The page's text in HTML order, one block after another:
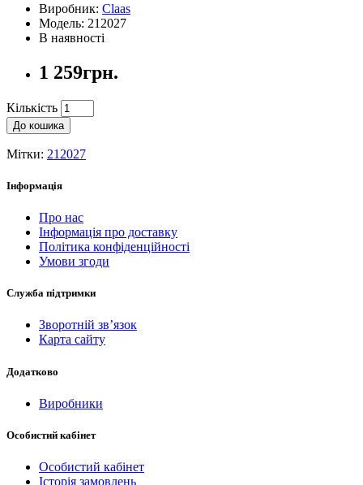
Виробник: Claas
Модель: 212027
В наявності
1 259грн.
Кількість
До кошика
Мітки: 212027
Інформація
Про нас
Інформація про доставку
Політика конфіденційності
Умови згоди
Служба підтримки
Зворотній зв’язок
Карта сайту
Додатково
Виробники
Особистий кабінет
Особистий кабінет
Історія замовлень